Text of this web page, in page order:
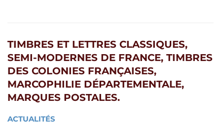
TIMBRES ET LETTRES CLASSIQUES,
SEMI-MODERNES DE FRANCE, TIMBRES
DES COLONIES FRANÇAISES,
MARCOPHILIE DÉPARTEMENTALE,
MARQUES POSTALES.
ACTUALITÉS